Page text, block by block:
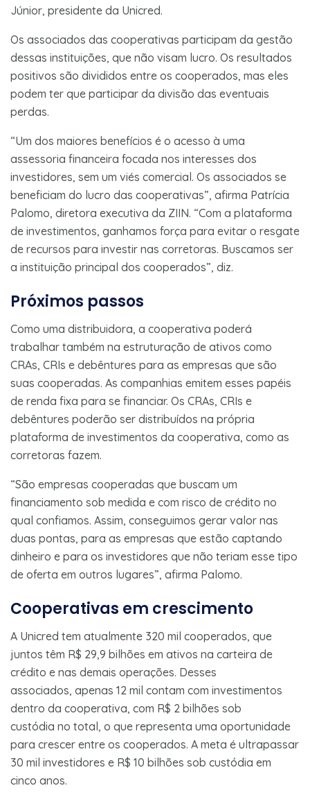
Júnior, presidente da Unicred.
Os associados das cooperativas participam da gestão
dessas instituições, que não visam lucro. Os resultados
positivos são divididos entre os cooperados, mas eles
podem ter que participar da divisão das eventuais
perdas.
“Um dos maiores benefícios é o acesso à uma
assessoria financeira focada nos interesses dos
investidores, sem um viés comercial. Os associados se
beneficiam do lucro das cooperativas”, afirma Patrícia
Palomo, diretora executiva da ZIIN. “Com a plataforma
de investimentos, ganhamos força para evitar o resgate
de recursos para investir nas corretoras. Buscamos ser
a instituição principal dos cooperados”, diz.
Próximos passos
Como uma distribuidora, a cooperativa poderá
trabalhar também na estruturação de ativos como
CRAs, CRIs e debêntures para as empresas que são
suas cooperadas. As companhias emitem esses papéis
de renda fixa para se financiar. Os CRAs, CRIs e
debêntures poderão ser distribuídos na própria
plataforma de investimentos da cooperativa, como as
corretoras fazem.
“São empresas cooperadas que buscam um
financiamento sob medida e com risco de crédito no
qual confiamos. Assim, conseguimos gerar valor nas
duas pontas, para as empresas que estão captando
dinheiro e para os investidores que não teriam esse tipo
de oferta em outros lugares”, afirma Palomo.
Cooperativas em crescimento
A Unicred tem atualmente 320 mil cooperados, que
juntos têm R$ 29,9 bilhões em ativos na carteira de
crédito e nas demais operações. Desses
associados, apenas 12 mil contam com investimentos
dentro da cooperativa, com R$ 2 bilhões sob
custódia no total, o que representa uma oportunidade
para crescer entre os cooperados. A meta é ultrapassar
30 mil investidores e R$ 10 bilhões sob custódia em
cinco anos.